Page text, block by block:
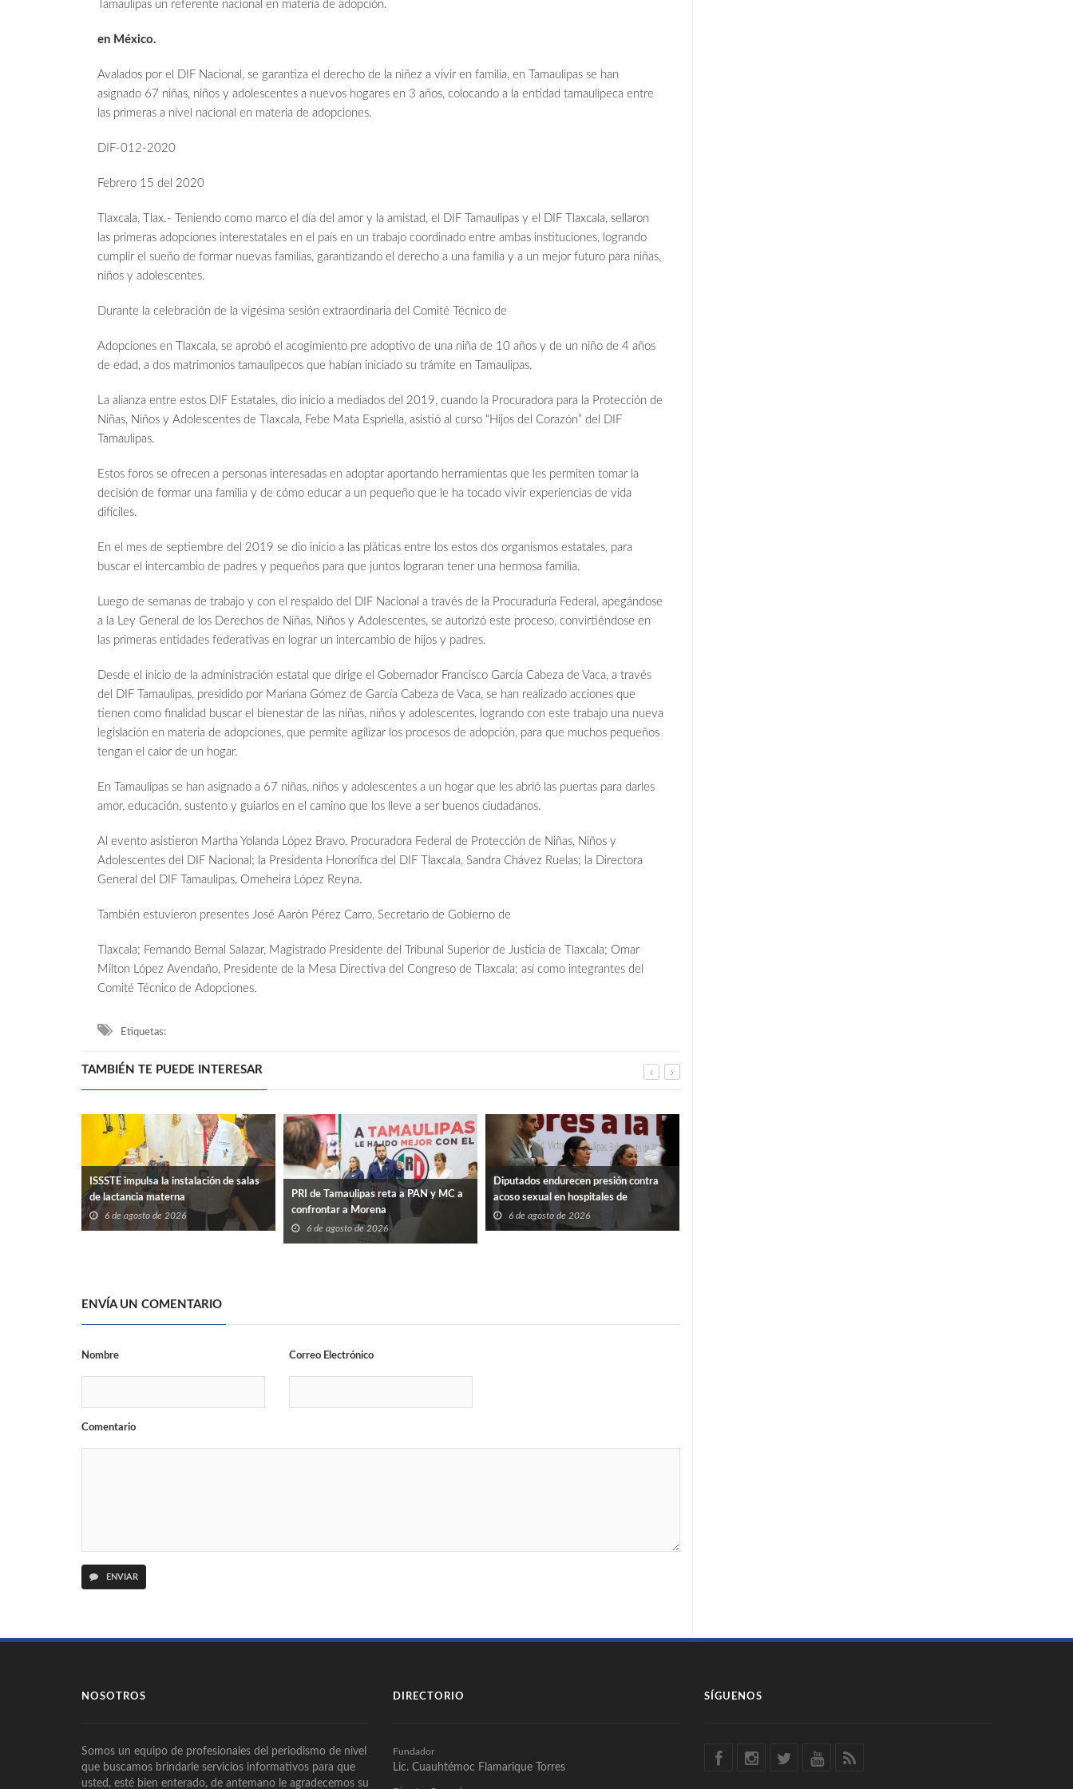
Tamaulipas un referente nacional en materia de adopción.
en México.
Avalados por el DIF Nacional, se garantiza el derecho de la niñez a vivir en familia, en Tamaulipas se han
asignado 67 niñas, niños y adolescentes a nuevos hogares en 3 años, colocando a la entidad tamaulipeca entre
las primeras a nivel nacional en materia de adopciones.
DIF-012-2020
Febrero 15 del 2020
Tlaxcala, Tlax.- Teniendo como marco el día del amor y la amistad, el DIF Tamaulipas y el DIF Tlaxcala, sellaron
las primeras adopciones interestatales en el país en un trabajo coordinado entre ambas instituciones, logrando
cumplir el sueño de formar nuevas familias, garantizando el derecho a una familia y a un mejor futuro para niñas,
niños y adolescentes.
Durante la celebración de la vigésima sesión extraordinaria del Comité Técnico de
Adopciones en Tlaxcala, se aprobó el acogimiento pre adoptivo de una niña de 10 años y de un niño de 4 años
de edad, a dos matrimonios tamaulipecos que habían iniciado su trámite en Tamaulipas.
La alianza entre estos DIF Estatales, dio inicio a mediados del 2019, cuando la Procuradora para la Protección de
Niñas, Niños y Adolescentes de Tlaxcala, Febe Mata Espriella, asistió al curso “Hijos del Corazón” del DIF
Tamaulipas.
Estos foros se ofrecen a personas interesadas en adoptar aportando herramientas que les permiten tomar la
decisión de formar una familia y de cómo educar a un pequeño que le ha tocado vivir experiencias de vida
difíciles.
En el mes de septiembre del 2019 se dio inicio a las pláticas entre los estos dos organismos estatales, para
buscar el intercambio de padres y pequeños para que juntos lograran tener una hermosa familia.
Luego de semanas de trabajo y con el respaldo del DIF Nacional a través de la Procuraduría Federal, apegándose
a la Ley General de los Derechos de Niñas, Niños y Adolescentes, se autorizó este proceso, convirtiéndose en
las primeras entidades federativas en lograr un intercambio de hijos y padres.
Desde el inicio de la administración estatal que dirige el Gobernador Francisco García Cabeza de Vaca, a través
del DIF Tamaulipas, presidido por Mariana Gómez de García Cabeza de Vaca, se han realizado acciones que
tienen como finalidad buscar el bienestar de las niñas, niños y adolescentes, logrando con este trabajo una nueva
legislación en materia de adopciones, que permite agilizar los procesos de adopción, para que muchos pequeños
tengan el calor de un hogar.
En Tamaulipas se han asignado a 67 niñas, niños y adolescentes a un hogar que les abrió las puertas para darles
amor, educación, sustento y guiarlos en el camino que los lleve a ser buenos ciudadanos.
Al evento asistieron Martha Yolanda López Bravo, Procuradora Federal de Protección de Niñas, Niños y
Adolescentes del DIF Nacional; la Presidenta Honorífica del DIF Tlaxcala, Sandra Chávez Ruelas; la Directora
General del DIF Tamaulipas, Omeheira López Reyna.
También estuvieron presentes José Aarón Pérez Carro, Secretario de Gobierno de
Tlaxcala; Fernando Bernal Salazar, Magistrado Presidente del Tribunal Superior de Justicia de Tlaxcala; Omar
Milton López Avendaño, Presidente de la Mesa Directiva del Congreso de Tlaxcala; así como integrantes del
Comité Técnico de Adopciones.
Etiquetas:
TAMBIÉN TE PUEDE INTERESAR
ISSSTE impulsa la instalación de salas
de lactancia materna
6 de agosto de 2026
PRI de Tamaulipas reta a PAN y MC a
confrontar a Morena
6 de agosto de 2026
Diputados endurecen presión contra
acoso sexual en hospitales de
Tamaulipas
6 de agosto de 2026
ENVÍA UN COMENTARIO
Nombre Correo Electrónico
Comentario
ENVIAR
NOSOTROS
Somos un equipo de profesionales del periodismo de nivel
que buscamos brindarle servicios informativos para que
usted, esté bien enterado, de antemano le agradecemos su
DIRECTORIO
Fundador
Lic. Cuauhtémoc Flamarique Torres
SÍGUENOS